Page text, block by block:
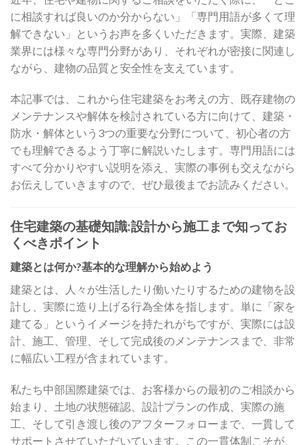
に相談すれば良いのか分からない」「専門用語が多くて理
解できない」というお声を多くいただきます。実際、建築
業界には様々な専門分野があり、それぞれが密接に関連し
ながら、建物の品質と安全性を支えています。
本記事では、これから住宅建築をお考えの方、既存建物の
メンテナンスや解体を検討されている方に向けて、建築・
防水・解体という3つの重要な分野について、初心者の方
でも理解できるよう丁寧に解説いたします。専門用語には
すべて分かりやすい説明を添え、実際の事例も交えながら
お伝えしていきますので、ぜひ最後までお読みください。
住宅建築の基礎知識:設計から施工まで知ってお
くべきポイント
建築とは何か?基本的な理解から始めよう
建築とは、人々が生活したり働いたりするための建物を設
計し、実際に造り上げる行為全体を指します。単に「家を
建てる」というイメージを持たれがちですが、実際には設
計、施工、管理、そして完成後のメンテナンスまで、非常
に幅広い工程が含まれています。
私たち中部国際建築では、お客様からの最初のご相談から
始まり、土地の状態確認、設計プランの作成、実際の施
工、そして引き渡し後のアフターフォローまで、一貫して
サポートさせていただいています。この一貫体制こそが、